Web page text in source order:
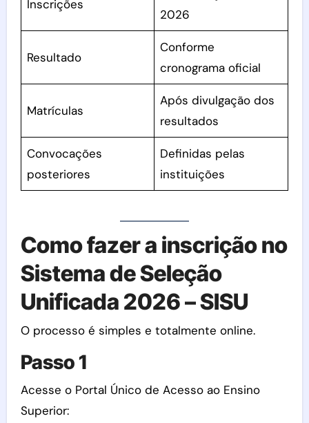
Inscrições
2026
Resultado
Conforme
cronograma oficial
Matrículas
Após divulgação dos
resultados
Convocações
posteriores
Definidas pelas
instituições
Como fazer a inscrição no
Sistema de Seleção
Unificada 2026 – SISU
O processo é simples e totalmente online.
Passo 1
Acesse o Portal Único de Acesso ao Ensino
Superior: